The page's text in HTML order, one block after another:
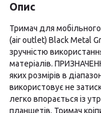
Опис
Тримач для
(air outlet) Black Metal
зручністю
матеріалів.
яких розмірів в
використовує не
легко впорається із
планшетів. Тримач